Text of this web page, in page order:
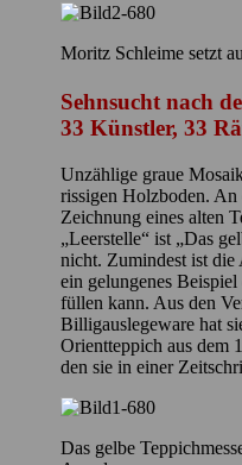
Moritz Schleime setzt
Sehnsucht nach
33 Künstler, 33
Unzählige graue
rissigen Holzboden.
Zeichnung eines alten
„Leerstelle“ ist „Das
nicht. Zumindest ist die
ein gelungenes
füllen kann. Aus den
Billigauslegeware hat
Orientteppich aus dem
den sie in einer
Das gelbe